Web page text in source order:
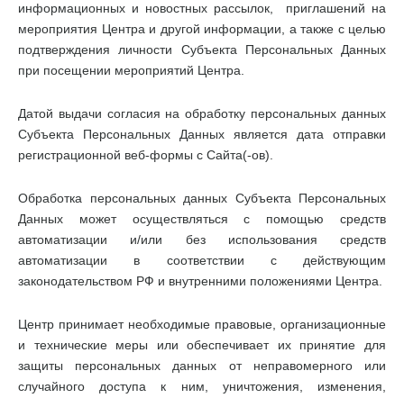
информационных и новостных рассылок, приглашений на
мероприятия Центра и другой информации, а также с целью
подтверждения личности Субъекта Персональных Данных
при посещении мероприятий Центра.
Датой выдачи согласия на обработку персональных данных
Субъекта Персональных Данных является дата отправки
регистрационной веб-формы с Сайта(-ов).
Обработка персональных данных Субъекта Персональных
Данных может осуществляться с помощью средств
автоматизации и/или без использования средств
автоматизации в соответствии с действующим
законодательством РФ и внутренними положениями Центра.
Центр принимает необходимые правовые, организационные
и технические меры или обеспечивает их принятие для
защиты персональных данных от неправомерного или
случайного доступа к ним, уничтожения, изменения,